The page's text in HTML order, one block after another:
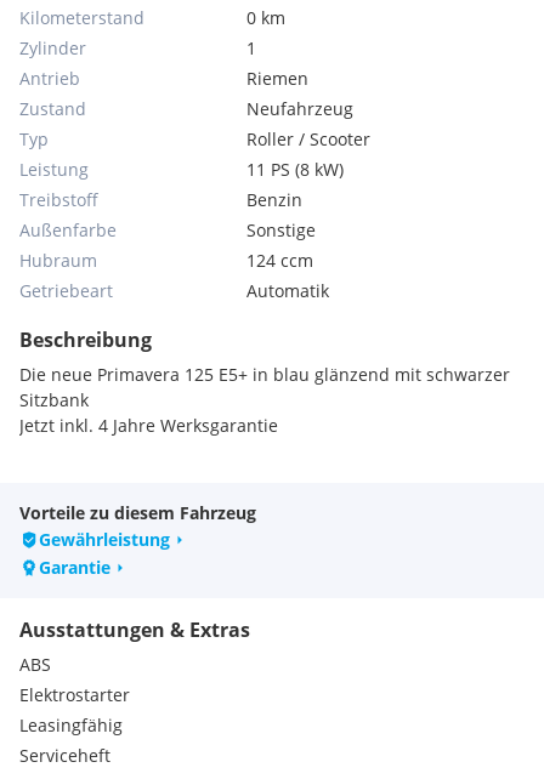
Kilometerstand
0 km
Zylinder
1
Antrieb
Riemen
Zustand
Neufahrzeug
Typ
Roller / Scooter
Leistung
11 PS (8 kW)
Treibstoff
Benzin
Außenfarbe
Sonstige
Hubraum
124 ccm
Getriebeart
Automatik
Beschreibung
Die neue Primavera 125 E5+ in blau glänzend mit schwarzer
Sitzbank
Jetzt inkl. 4 Jahre Werksgarantie
Vorteile zu diesem Fahrzeug
Gewährleistung
Garantie
Ausstattungen & Extras
ABS
Elektrostarter
Leasingfähig
Serviceheft